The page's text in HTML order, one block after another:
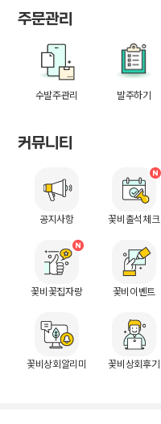
주문관리
수발주관리 발주하기
커뮤니티
공지사항 꽃비출석체크
꽃비꽃집자랑 꽃비이벤트
꽃비상회알리미 꽃비상회후기